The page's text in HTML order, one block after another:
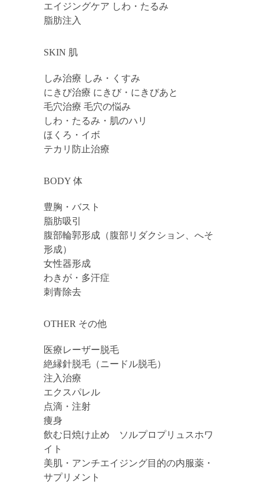
エイジングケア しわ・たるみ
脂肪注入
SKIN 肌
しみ治療 しみ・くすみ
にきび治療 にきび・にきびあと
毛穴治療 毛穴の悩み
しわ・たるみ・肌のハリ
ほくろ・イボ
テカリ防止治療
BODY 体
豊胸・バスト
脂肪吸引
腹部輪郭形成（腹部リダクション、へそ
形成）
女性器形成
わきが・多汗症
刺青除去
OTHER その他
医療レーザー脱毛
絶縁針脱毛（ニードル脱毛）
注入治療
エクスパレル
点滴・注射
痩身
飲む日焼け止め ソルプロプリュスホワ
イト
美肌・アンチエイジング目的の内服薬・
サプリメント